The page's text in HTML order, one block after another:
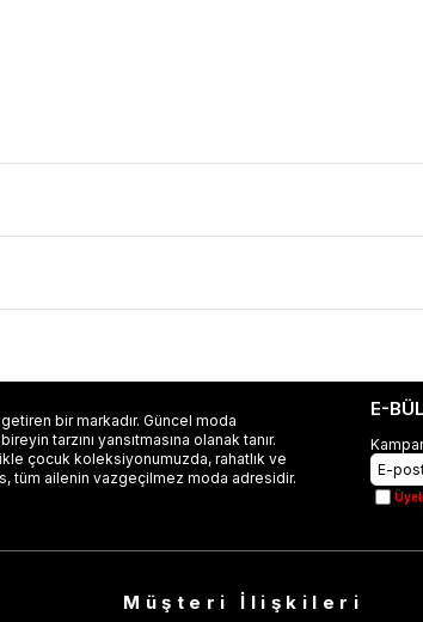
bir markadır. Güncel moda
tarzını yansıtmasına olanak tanır.
çocuk koleksiyonumuzda, rahatlık ve
tüm ailenin vazgeçilmez moda adresidir.
E-
Müşteri İlişkileri